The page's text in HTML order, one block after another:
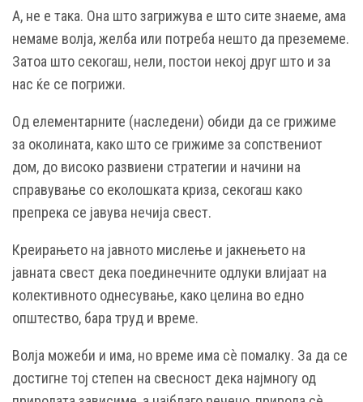
А, не е така. Она што загрижува е што сите знаеме, ама
немаме волја, желба или потреба нешто да преземеме.
Затоа што секогаш, нели, постои некој друг што и за
нас ќе се погрижи.
Од елементарните (наследени) обиди да се грижиме
за околината, како што се грижиме за сопствениот
дом, до високо развиени стратегии и начини на
справување со еколошката криза, секогаш како
препрека се јавува нечија свест.
Креирањето на јавното мислење и јакнењето на
јавната свест дека поединечните одлуки влијаат на
колективното однесување, како целина во едно
општество, бара труд и време.
Волја можеби и има, но време има сѐ помалку. За да се
достигне тој степен на свесност дека најмногу од